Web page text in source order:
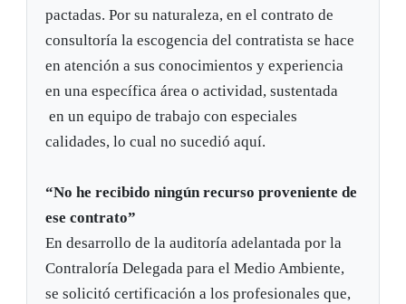
pactadas. Por su naturaleza, en el contrato de
consultoría la escogencia del contratista se hace
en atención a sus conocimientos y experiencia
en una específica área o actividad, sustentada
en un equipo de trabajo con especiales
calidades, lo cual no sucedió aquí.
“No he recibido ningún recurso proveniente de
ese contrato”
En desarrollo de la auditoría adelantada por la
Contraloría Delegada para el Medio Ambiente,
se solicitó certificación a los profesionales que,